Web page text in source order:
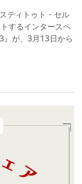
ティトゥト・セル
するインタースペ
』が、3月13日から